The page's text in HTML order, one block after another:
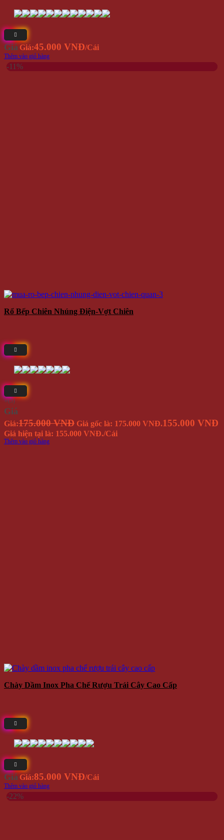
Giá Giá:45.000 VNĐ/Cái
Thêm vào giỏ hàng
-11%
Rổ Bếp Chiên Nhúng Điện-Vợt Chiên
⭐(5)
Giá
Giá:175.000 VNĐ Giá gốc là: 175.000 VNĐ.155.000 VNĐ
Giá hiện tại là: 155.000 VNĐ./Cái
Thêm vào giỏ hàng
Chày Dầm Inox Pha Chế Rượu Trái Cây Cao Cấp
Giá Giá:85.000 VNĐ/Cái
Thêm vào giỏ hàng
-22%